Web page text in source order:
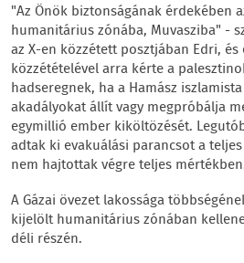
"Az Önök biztonságának érdekében
humanitárius zónába, Muvasziba" -
az X-en közzétett posztjában Edri, és
közzétételével arra kérte a
hadseregnek, ha a Hamász
akadályokat állít vagy megpróbálja
egymillió ember kiköltözését.
adtak ki evakuálási parancsot a
nem hajtottak végre teljes
A Gázai övezet lakossága
kijelölt humanitárius zónában
déli részén.